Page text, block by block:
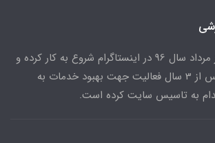
پیج کره بیوتی 96 از مرداد سال 96 در اینستاگرام شروع به کار کرده و
اکنون در مرداد 99 پس از 3 سال فعالیت جهت بهبود خدمات به
به تاسیس سایت کرده است.